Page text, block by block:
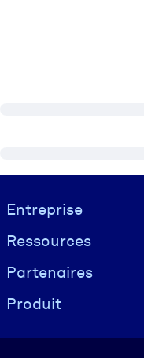
Visually hidden Text
Entreprise
Ressources
Partenaires
Produit